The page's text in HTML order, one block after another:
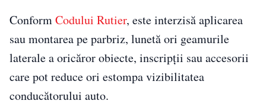
ConformCodului Rutier, este interzisă aplicarea
sau montarea pe parbriz, lunetă ori geamurile
laterale a oricăror obiecte, inscripții sau accesorii
care pot reduce ori estompa vizibilitatea
conducătorului auto.